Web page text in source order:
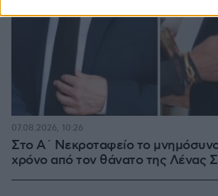
Στο Α΄ Νεκροταφείο το
χρόνο από τον θάνατο της Λένας
07.08.2026, 10:26